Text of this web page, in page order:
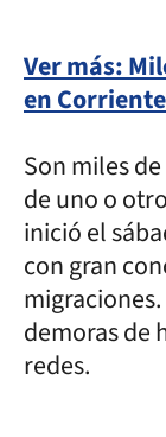
Ver más:
en
Son miles
de uno o
inició el
con gran
demoras de
redes.